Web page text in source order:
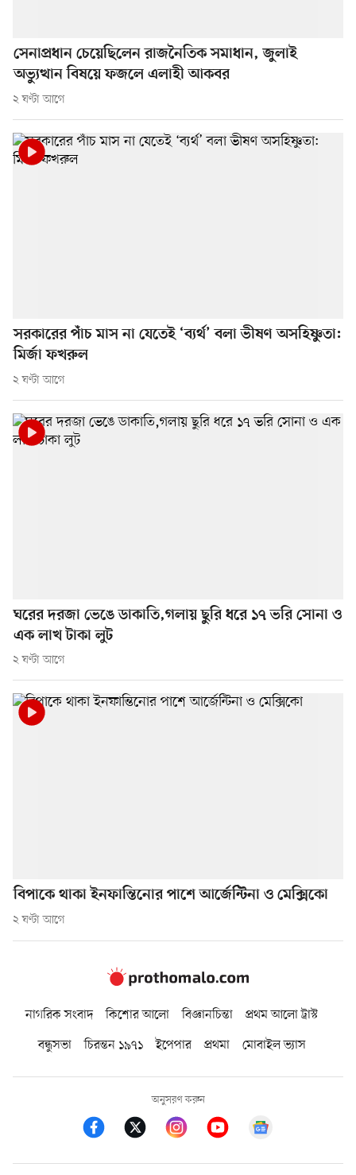
সেনাপ্রধান চেয়েছিলেন রাজনৈতিক সমাধান, জুলাই
অভ্যুত্থান বিষয়ে ফজলে এলাহী আকবর
২ ঘণ্টা আগে
সরকারের পাঁচ মাস না যেতেই ‘ব্যর্থ’ বলা ভীষণ অসহিষ্ণুতা:
মির্জা ফখরুল
২ ঘণ্টা আগে
ঘরের দরজা ভেঙে ডাকাতি,গলায় ছুরি ধরে ১৭ ভরি সোনা ও
এক লাখ টাকা লুট
২ ঘণ্টা আগে
বিপাকে থাকা ইনফান্তিনোর পাশে আর্জেন্টিনা ও মেক্সিকো
২ ঘণ্টা আগে
নাগরিক সংবাদ কিশোর আলো বিজ্ঞানচিন্তা
প্রথম আলো ট্রাস্ট
বন্ধুসভা
চিরন্তন ১৯৭১ ইপেপার প্রথমা মোবাইল ভ্যাস
অনুসরণ করুন